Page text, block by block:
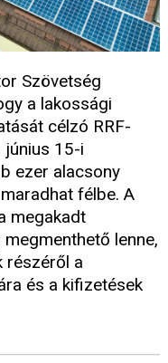
Szövetség
a lakossági
célzó RRF-
június 15-i
ezer alacsony
félbe. A
megakadt
lenne,
részéről a
és a kifizetések